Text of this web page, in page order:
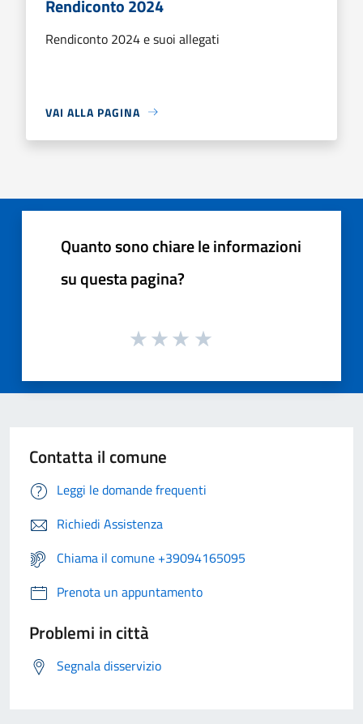
Rendiconto 2024
Rendiconto 2024 e suoi allegati
VAI ALLA PAGINA
Quanto sono chiare le informazioni
su questa pagina?
Contatta il comune
Leggi le domande frequenti
Richiedi Assistenza
Chiama il comune +39094165095
Prenota un appuntamento
Problemi in città
Segnala disservizio